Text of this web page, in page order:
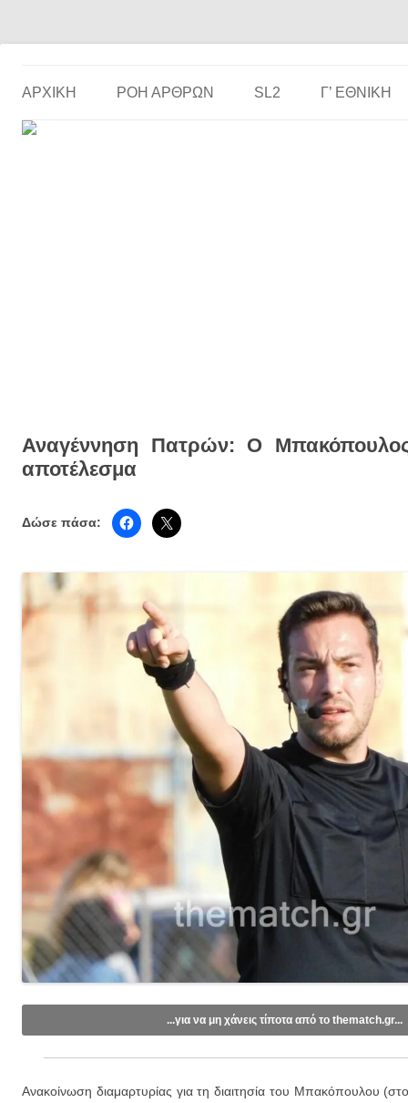
ΑΡΧΙΚΗ ΡΟΗ ΑΡΘΡΩΝ SL2 Γ’ ΕΘΝΙΚΉ
Αναγέννηση Πατρών: Ο
αποτέλεσμα
Δώσε πάσα:
...για να μη χάνεις τίποτα από το thematch.gr...
Εγγραφείτε στο κανάλι μας στοYoutube.
Ανακοίνωση διαμαρτυρίας για τη διαιτησία του Μπακόπουλου